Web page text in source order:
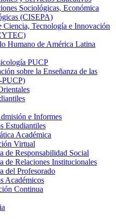
Sociológicas, Económica
(CISEPA)
Ciencia, Tecnología e Innovación
Humano de América Latina
PUCP
sobre la Enseñanza de las
PUCP)
e Informes
Estudiantiles
Académica
Virtual
de Responsabilidad Social
de Relaciones Institucionales
del Profesorado
Académicos
Continua